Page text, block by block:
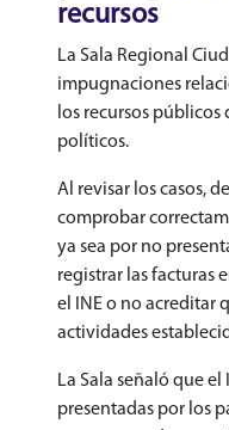
recursos
La Sala Regional
impugnaciones
los recursos
políticos.
Al revisar los casos,
comprobar
ya sea por no
registrar las facturas
el INE o no acreditar
actividades
La Sala señaló que
presentadas por los